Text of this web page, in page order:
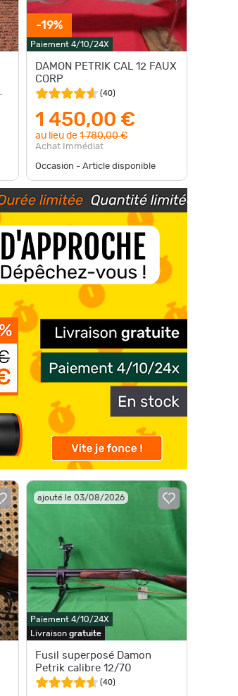
-19%
Paiement 4/10/24X
DAMON PETRIK CAL 12 FAUX
CORP
(40)
1 450,00 €
au lieu de1 780,00 €
Achat Immédiat
Occasion - Article disponible
ajouté le 03/08/2026
Paiement 4/10/24X
Livraisongratuite
Fusil superposé Damon
Petrik calibre 12/70
(40)